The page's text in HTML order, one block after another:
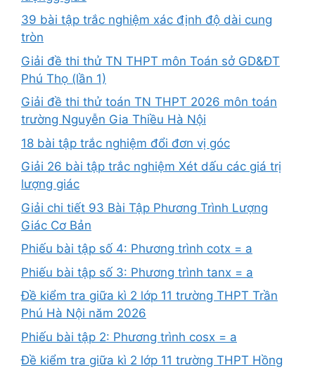
39 bài tập trắc nghiệm xác định độ dài cung
tròn
Giải đề thi thử TN THPT môn Toán sở GD&ĐT
Phú Thọ (lần 1)
Giải đề thi thử toán TN THPT 2026 môn toán
trường Nguyễn Gia Thiều Hà Nội
18 bài tập trắc nghiệm đổi đơn vị góc
Giải 26 bài tập trắc nghiệm Xét dấu các giá trị
lượng giác
Giải chi tiết 93 Bài Tập Phương Trình Lượng
Giác Cơ Bản
Phiếu bài tập số 4: Phương trình cotx = a
Phiếu bài tập số 3: Phương trình tanx = a
Đề kiểm tra giữa kì 2 lớp 11 trường THPT Trần
Phú Hà Nội năm 2026
Phiếu bài tập 2: Phương trình cosx = a
Đề kiểm tra giữa kì 2 lớp 11 trường THPT Hồng